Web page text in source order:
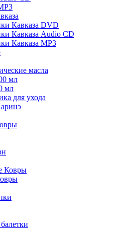
Кавказа DVD
Кавказа Audio CD
Кавказа MP3
масла
мл
мл
для ухода
Ковры